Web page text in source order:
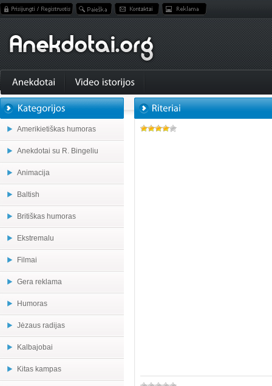
Amerikietiškas humoras
Anekdotai su R. Bingeliu
Animacija
Baltish
Britiškas humoras
Ekstremalu
Filmai
Gera reklama
Humoras
Jėzaus radijas
Kalbajobai
Kitas kampas